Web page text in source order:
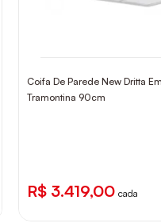
Coifa De Parede New Dritta
Tramontina 90cm
R$ 3.419,00 cada